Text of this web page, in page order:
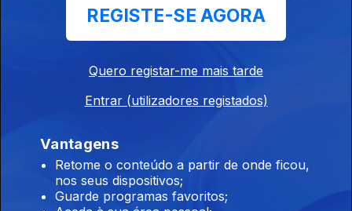
Ep. 15
Amigos,
Amigos, Zangas
REGISTE-SE AGORA
Quero registar-me mais tarde
Entrar (utilizadores registados)
Vantagens
Retome o conteúdo a partir de onde ficou,
nos seus dispositivos;
Guarde programas favoritos;